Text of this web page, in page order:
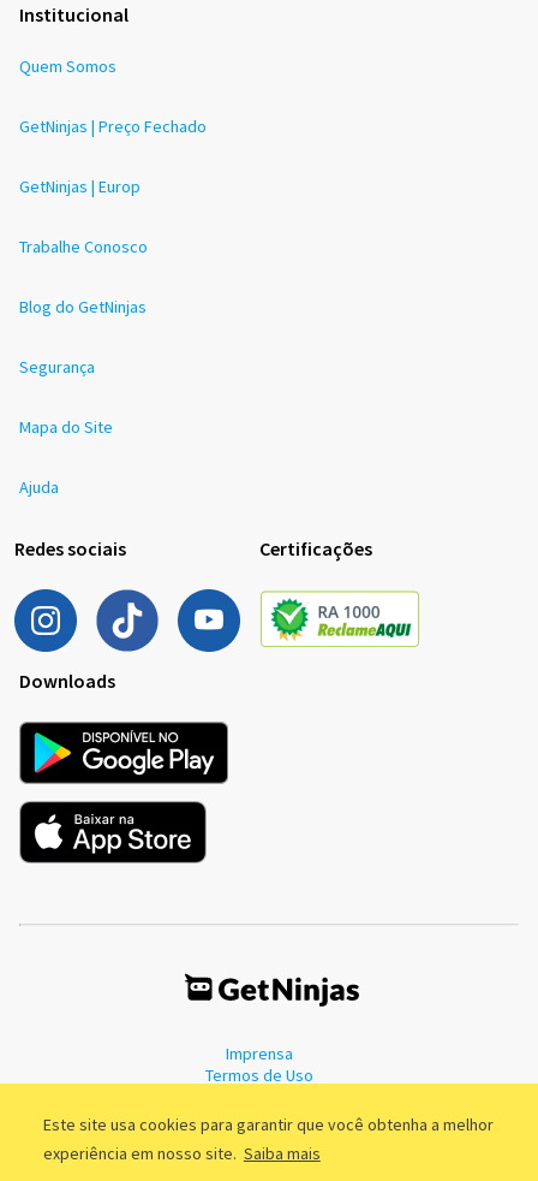
Este site usa cookies para garantir que você obtenha a melhor
experiência em nosso site. Saiba mais
Institucional
Quem Somos
GetNinjas | Preço Fechado
GetNinjas | Europ
Trabalhe Conosco
Blog do GetNinjas
Segurança
Mapa do Site
Ajuda
Redes sociais Certificações
Downloads
Imprensa
Termos de Uso